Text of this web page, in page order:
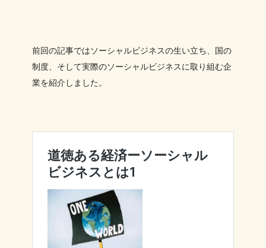
前回の記事ではソーシャルビジネスの生い立ち、国の
制度、そして実際のソーシャルビジネスに取り組む企
業を紹介しました。